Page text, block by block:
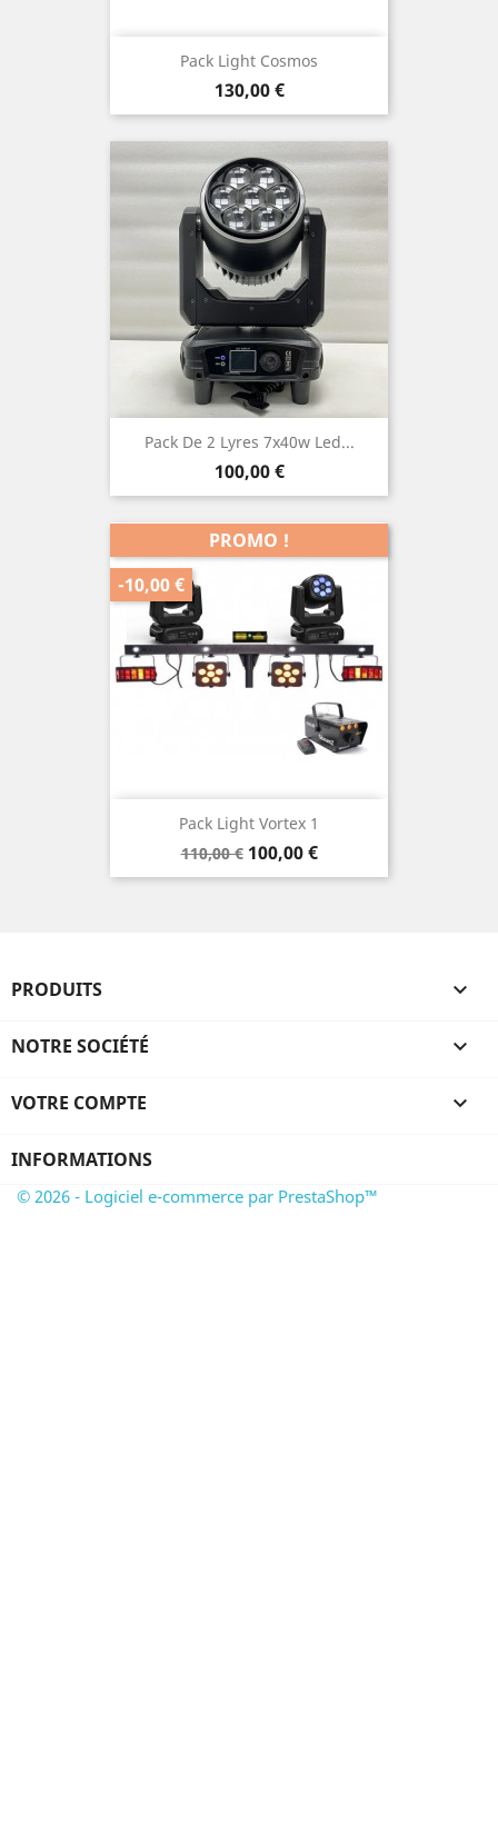
Pack Light Cosmos
Prix
130,00 €
Pack De 2 Lyres 7x40w Led...
Prix
100,00 €
Pack Light Vortex 1
Prix
de
110,00 € Prix
100,00 €
PROMO !
-10,00 €
PRODUITS 
NOTRE SOCIÉTÉ 
VOTRE COMPTE 
INFORMATIONS
© 2026 - Logiciel e-commerce par PrestaShop™